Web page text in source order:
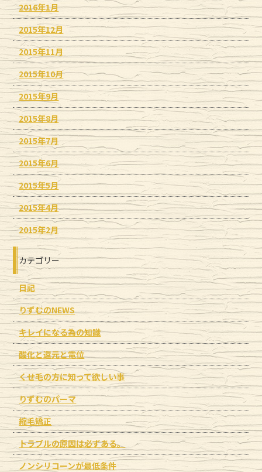
2016年1月
2015年12月
2015年11月
2015年10月
2015年9月
2015年8月
2015年7月
2015年6月
2015年5月
2015年4月
2015年2月
カテゴリー
日記
りずむのNEWS
キレイになる為の知識
酸化と還元と電位
くせ毛の方に知って欲しい事
りずむのパーマ
縮毛矯正
トラブルの原因は必ずある。
ノンシリコーンが最低条件